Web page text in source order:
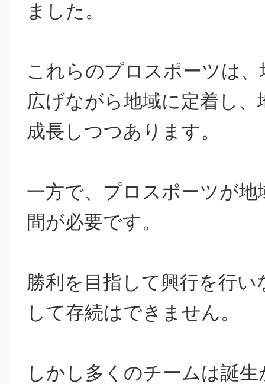
ました。
これらのプロスポーツは
広げながら地域に定着し
成長しつつあります。
一方で、プロスポーツが
間が必要です。
勝利を目指して興行を行
して存続はできません。
しかし多くのチームは誕